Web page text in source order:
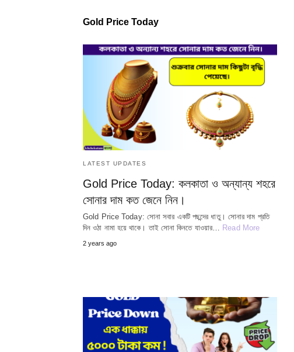
Gold Price Today
LATEST UPDATES
Gold Price Today: কলকাতা ও অন্যান্য শহরে
সোনার দাম কত জেনে নিন।
Gold Price Today: সোনা সবার একটি পছন্দের ধাতু। সোনার দাম প্রতি
দিন ওঠা নামা হয়ে থাকে। তাই সোনা কিনতে যাওয়ার… Read More
2 years ago